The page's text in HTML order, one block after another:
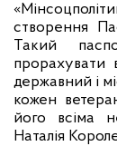
створення
Такий
прорахувати
державний і
кожен
його всіма
Наталія